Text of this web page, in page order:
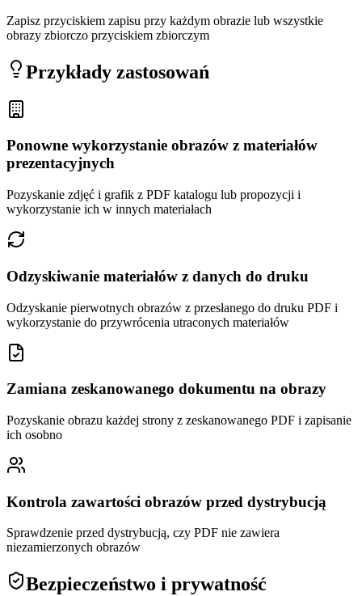
Zapisz przyciskiem zapisu przy każdym obrazie lub wszystkie
obrazy zbiorczo przyciskiem zbiorczym
Przykłady zastosowań
Ponowne wykorzystanie obrazów z materiałów
prezentacyjnych
Pozyskanie zdjęć i grafik z PDF katalogu lub propozycji i
wykorzystanie ich w innych materiałach
Odzyskiwanie materiałów z danych do druku
Odzyskanie pierwotnych obrazów z przesłanego do druku PDF i
wykorzystanie do przywrócenia utraconych materiałów
Zamiana zeskanowanego dokumentu na obrazy
Pozyskanie obrazu każdej strony z zeskanowanego PDF i zapisanie
ich osobno
Kontrola zawartości obrazów przed dystrybucją
Sprawdzenie przed dystrybucją, czy PDF nie zawiera
niezamierzonych obrazów
Bezpieczeństwo i prywatność